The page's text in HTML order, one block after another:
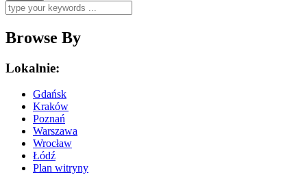
Browse By
Lokalnie:
Gdańsk
Kraków
Poznań
Warszawa
Wrocław
Łódź
Plan witryny